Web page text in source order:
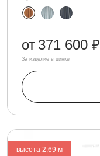
от 371 600 ₽
За изделие в цинке
высота 2,69 м